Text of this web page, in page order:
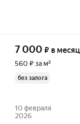
7 000 ₽ в месяц
560 ₽ за м²
без залога
10 февраля
2026